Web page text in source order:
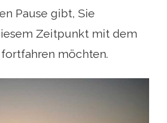
Pause gibt, Sie
Zeitpunkt mit dem
möchten.